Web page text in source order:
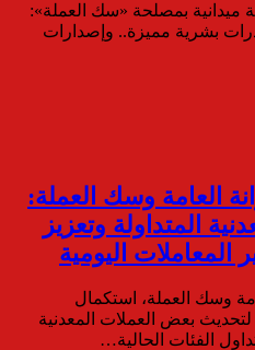
ميدانية بمصلحة «سك العملة»:
بشرية مميزة.. وإصدارات
العامة وسك العملة:
المتداولة وتعزيز
المعاملات اليومية
وسك العملة، استكمال
لتحديث بعض العملات المعدنية
الفئات الحالية…